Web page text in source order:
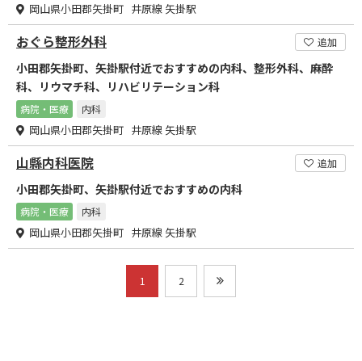
岡山県小田郡矢掛町 井原線 矢掛駅
おぐら整形外科 追加
小田郡矢掛町、矢掛駅付近でおすすめの内科、整形外科、麻酔
科、リウマチ科、リハビリテーション科
病院・医療 内科
岡山県小田郡矢掛町 井原線 矢掛駅
山縣内科医院 追加
小田郡矢掛町、矢掛駅付近でおすすめの内科
病院・医療 内科
岡山県小田郡矢掛町 井原線 矢掛駅
1 2